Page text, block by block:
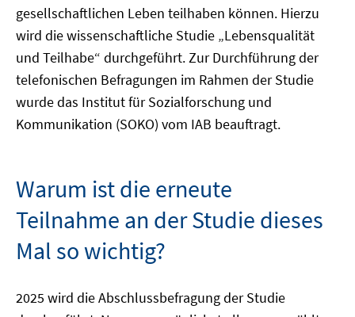
gesellschaftlichen Leben teilhaben können. Hierzu
wird die wissenschaftliche Studie „Lebensqualität
und Teilhabe“ durchgeführt. Zur Durchführung der
telefonischen Befragungen im Rahmen der Studie
wurde das Institut für Sozialforschung und
Kommunikation (SOKO) vom IAB beauftragt.
Warum ist die erneute
Teilnahme an der Studie dieses
Mal so wichtig?
2025 wird die Abschlussbefragung der Studie